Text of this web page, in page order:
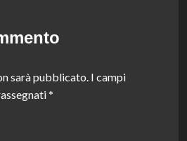
sarà pubblicato. I campi
*